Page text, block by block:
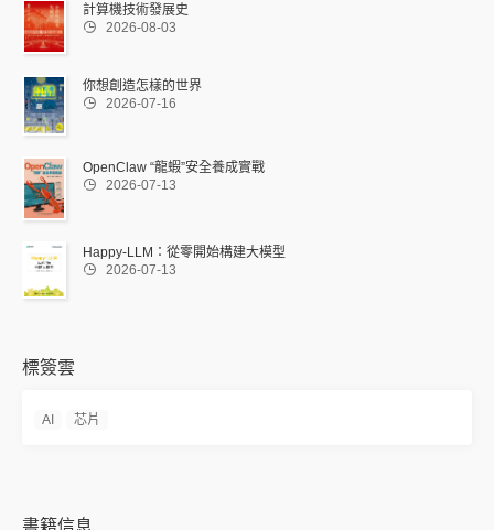
計算機技術發展史
 2026-08-03
你想創造怎樣的世界
 2026-07-16
OpenClaw “龍蝦”安全養成實戰
 2026-07-13
Happy-LLM：從零開始構建大模型
 2026-07-13
標簽雲
AI 芯片